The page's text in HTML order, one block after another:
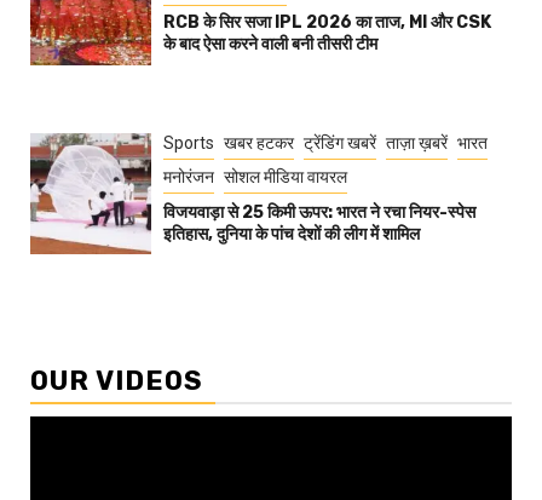
RCB के सिर सजा IPL 2026 का ताज, MI और CSK
के बाद ऐसा करने वाली बनी तीसरी टीम
Sports खबर हटकर ट्रेंडिंग खबरें ताज़ा ख़बरें भारत
मनोरंजन सोशल मीडिया वायरल
विजयवाड़ा से 25 किमी ऊपर: भारत ने रचा नियर-स्पेस
इतिहास, दुनिया के पांच देशों की लीग में शामिल
OUR VIDEOS